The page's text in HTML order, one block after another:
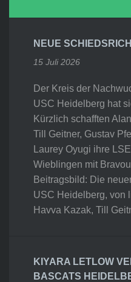
NEUE
15 Juli 2026
Der Kreis der
USC Heidelberg hat
Kürzlich schafften
Till Geitner, Gustav
Laurey Oyugi ihre
Wieblingen mit
Beitragsbild: Die
USC Heidelberg, von
Havva Kazak, Till
KIYARA LETLOW
BASCATS